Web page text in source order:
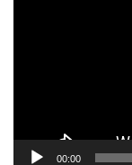
00:00